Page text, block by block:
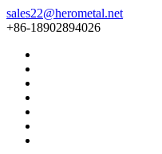
sales22@herometal.net
+86-18902894026